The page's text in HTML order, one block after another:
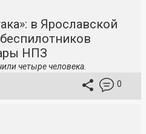
в Ярославской
НПЗ
четыре человека.
0